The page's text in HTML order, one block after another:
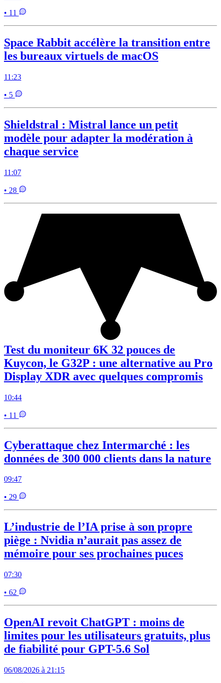
• 11
Space Rabbit accélère la transition entre
les bureaux virtuels de macOS
11:23
• 5
Shieldstral : Mistral lance un petit
modèle pour adapter la modération à
chaque service
11:07
• 28
Test du moniteur 6K 32 pouces de
Kuycon, le G32P : une alternative au Pro
Display XDR avec quelques compromis
10:44
• 11
Cyberattaque chez Intermarché : les
données de 300 000 clients dans la nature
09:47
• 29
L’industrie de l’IA prise à son propre
piège : Nvidia n’aurait pas assez de
mémoire pour ses prochaines puces
07:30
• 62
OpenAI revoit ChatGPT : moins de
limites pour les utilisateurs gratuits, plus
de fiabilité pour GPT-5.6 Sol
06/08/2026 à 21:15